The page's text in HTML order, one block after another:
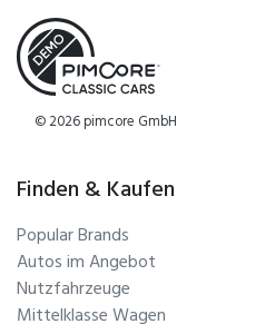
© 2026 pimcore GmbH
Finden & Kaufen
Popular Brands
Autos im Angebot
Nutzfahrzeuge